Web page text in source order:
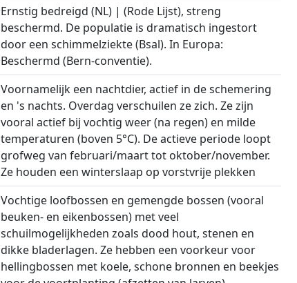
Ernstig bedreigd (NL) | (Rode Lijst), streng
beschermd. De populatie is dramatisch ingestort
door een schimmelziekte (Bsal). In Europa:
Beschermd (Bern-conventie).
Voornamelijk een nachtdier, actief in de schemering
en 's nachts. Overdag verschuilen ze zich. Ze zijn
vooral actief bij vochtig weer (na regen) en milde
temperaturen (boven 5°C). De actieve periode loopt
grofweg van februari/maart tot oktober/november.
Ze houden een winterslaap op vorstvrije plekken
Vochtige loofbossen en gemengde bossen (vooral
beuken- en eikenbossen) met veel
schuilmogelijkheden zoals dood hout, stenen en
dikke bladerlagen. Ze hebben een voorkeur voor
hellingbossen met koele, schone bronnen en beekjes